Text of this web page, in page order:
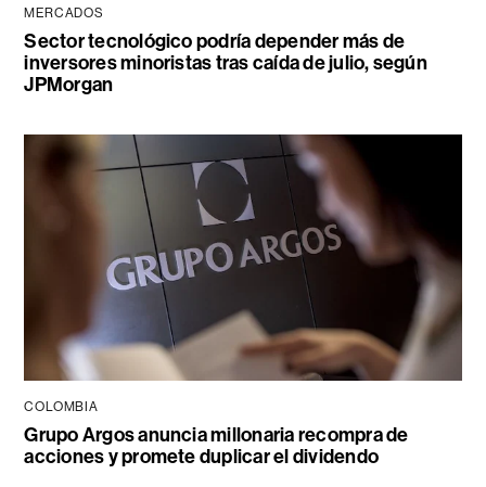
MERCADOS
Sector tecnológico podría depender más de
inversores minoristas tras caída de julio, según
JPMorgan
COLOMBIA
Grupo Argos anuncia millonaria recompra de
acciones y promete duplicar el dividendo